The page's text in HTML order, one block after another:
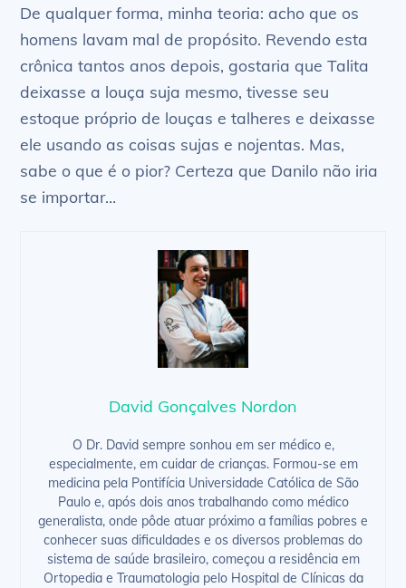
De qualquer forma, minha teoria: acho que os
homens lavam mal de propósito. Revendo esta
crônica tantos anos depois, gostaria que Talita
deixasse a louça suja mesmo, tivesse seu
estoque próprio de louças e talheres e deixasse
ele usando as coisas sujas e nojentas. Mas,
sabe o que é o pior? Certeza que Danilo não iria
se importar…
David Gonçalves Nordon
O Dr. David sempre sonhou em ser médico e,
especialmente, em cuidar de crianças. Formou-se em
medicina pela Pontifícia Universidade Católica de São
Paulo e, após dois anos trabalhando como médico
generalista, onde pôde atuar próximo a famílias pobres e
conhecer suas dificuldades e os diversos problemas do
sistema de saúde brasileiro, começou a residência em
Ortopedia e Traumatologia pelo Hospital de Clínicas da